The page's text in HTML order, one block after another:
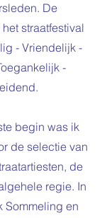
De
straatfestival
- Vriendelijk -
-
begin was ik
de selectie van
de
regie. In
Sommeling en